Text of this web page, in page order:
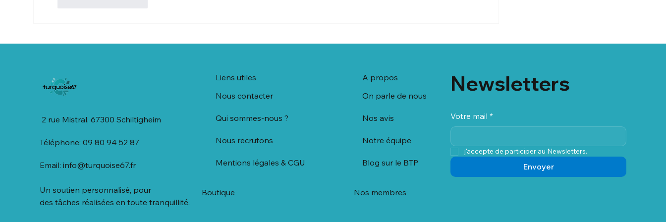
2 rue Mistral, 67300 Schiltigheim
Téléphone: 09 80 94 52 87
Email: info@turquoise67.fr
Un soutien personnalisé, pour
des tâches réalisées en toute tranquillité.
A propos
On parle de nous
Nos avis
Notre équipe
Blog sur le BTP
Liens utiles
Nous contacter
Qui sommes-nous ?
Nous recrutons
Mentions légales & CGU
Boutique Nos membres
Votre mail *
j'accepte de participer au Newsletters.
Envoyer
Newsletters